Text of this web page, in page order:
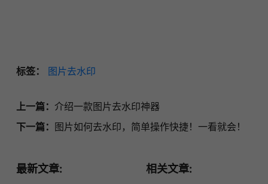
标签： 图片去水印
上一篇： 介绍一款图片去水印神器
下一篇： 图片如何去水印，简单操作快捷！一看就会！
最新文章: 相关文章: